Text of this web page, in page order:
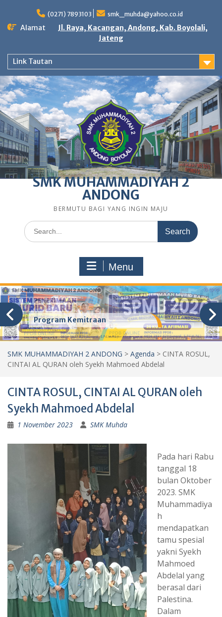
content
(0271) 7893103 smk_muhda@yahoo.co.id
Alamat
Jl. Raya, Kacangan, Andong, Kab. Boyolali,
Jateng
Link Tautan
SMK MUHAMMADIYAH 2
ANDONG
BERMUTU BAGI YANG INGIN MAJU
Search
for:
Menu
Program Kemitraan
SMK MUHAMMADIYAH 2 ANDONG > Agenda > CINTA ROSUL,
CINTAI AL QURAN oleh Syekh Mahmoed Abdelal
CINTA ROSUL, CINTAI AL QURAN oleh
Syekh Mahmoed Abdelal
1 November 2023 SMK Muhda
Pada hari Rabu
tanggal 18
bulan Oktober
2023. SMK
Muhammadiya
h
mendapatkan
tamu spesial
yakni Syekh
Mahmoed
Abdelal yang
berasal dari
Palestina.
Dalam